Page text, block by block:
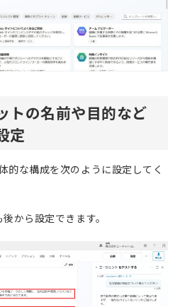
トの名前や目的など
定
的な構成を次のように設定してく
から設定できます。